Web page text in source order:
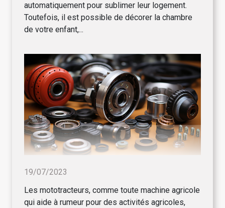
automatiquement pour sublimer leur logement.
Toutefois, il est possible de décorer la chambre
de votre enfant,...
19/07/2023
Les mototracteurs, comme toute machine agricole
qui aide à rumeur pour des activités agricoles,